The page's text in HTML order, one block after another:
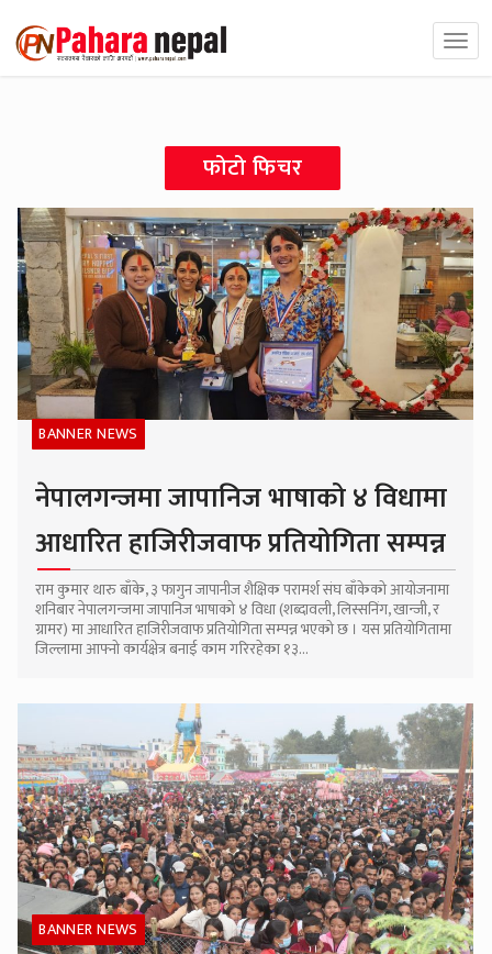
फोटो फिचर
BANNER NEWS
नेपालगन्जमा जापानिज भाषाको ४ विधामा
आधारित हाजिरीजवाफ प्रतियोगिता सम्पन्न
राम कुमार थारु बाँके, ३ फागुन जापानीज शैक्षिक परामर्श संघ बाँकेको आयोजनामा
शनिबार नेपालगन्जमा जापानिज भाषाको ४ विधा (शब्दावली, लिस्सनिंग, खान्जी, र
ग्रामर) मा आधारित हाजिरीजवाफ प्रतियोगिता सम्पन्न भएको छ । यस प्रतियोगितामा
जिल्लामा आफ्नो कार्यक्षेत्र बनाई काम गरिरहेका १३...
BANNER NEWS